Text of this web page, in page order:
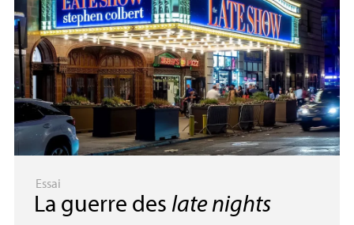
Essai
La guerre des late nights